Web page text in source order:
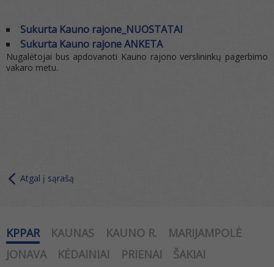
Sukurta Kauno rajone_NUOSTATAI
Sukurta Kauno rajone ANKETA
Nugalėtojai bus apdovanoti Kauno rajono verslininkų pagerbimo
vakaro metu.
Atgal į sąrašą
KPPAR KAUNAS KAUNO R.
MARIJAMPOLĖ
JONAVA
KĖDAINIAI PRIENAI
ŠAKIAI